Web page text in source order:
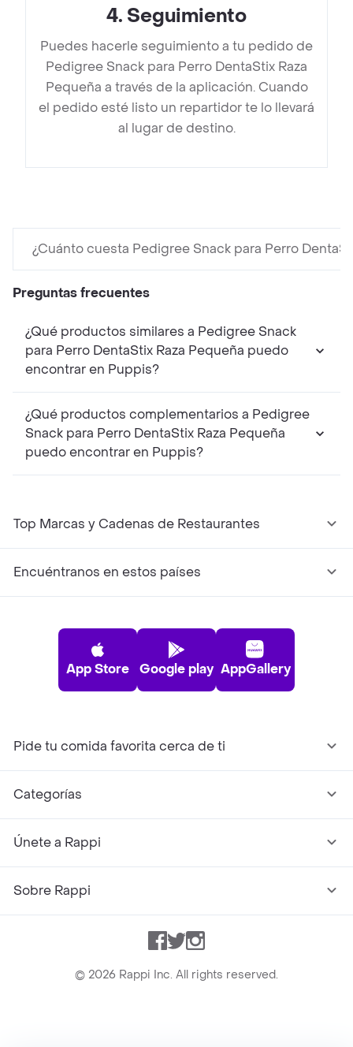
4. Seguimiento
Puedes hacerle seguimiento a tu pedido de
Pedigree Snack para Perro DentaStix Raza
Pequeña a través de la aplicación. Cuando
el pedido esté listo un repartidor te lo llevará
al lugar de destino.
¿Cuánto cuesta Pedigree Snack para Perro
Preguntas frecuentes
¿Qué productos similares a Pedigree Snack
para Perro DentaStix Raza Pequeña puedo
encontrar en Puppis?
¿Qué productos complementarios a Pedigree
Snack para Perro DentaStix Raza Pequeña
puedo encontrar en Puppis?
Top Marcas y Cadenas de Restaurantes
Encuéntranos en estos países
App Store Google play AppGallery
Pide tu comida favorita cerca de ti
Categorías
Únete a Rappi
Sobre Rappi
Facebook
TwitterInstagram
© 2026 Rappi Inc. All rights reserved.